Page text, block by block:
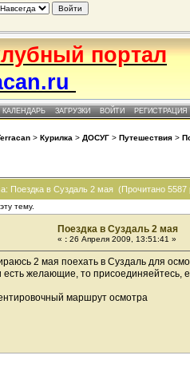
портал
КАЛЕНДАРЬ ЗАГРУЗКИ ВОЙТИ РЕГИСТРАЦИЯ
> Курилка > ДОСУГ > Путешествия >
Поездка в Суздаль 2 мая (Прочитано 5587
тему.
Поездка в Суздаль 2 мая
« : 26 Апреля 2009, 13:51:41 »
2 мая поехать в Суздаль для
есть желающие, то присоединяейтесь,
маршрут осмотра